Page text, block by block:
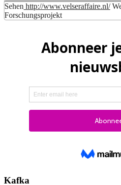
Sehen http://www.velseraffaire.nl/
Forschungsprojekt
Kafka